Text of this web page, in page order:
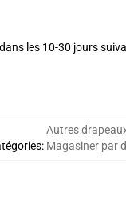
les 10-30 jours
:
Autres
Magasiner par